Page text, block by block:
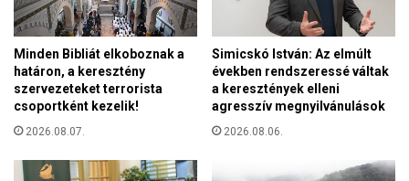
l
l
a
m
o
k
U
r
s
z
e
z
o
n
e
Minden Bibliát elkoboznak a
határon, a keresztény
szervezeteket terrorista
csoportként kezelik!
2026.08.07.
Simicskó István: Az elmúlt
években rendszeressé váltak
a keresztények elleni
agresszív megnyilvánulások
2026.08.06.